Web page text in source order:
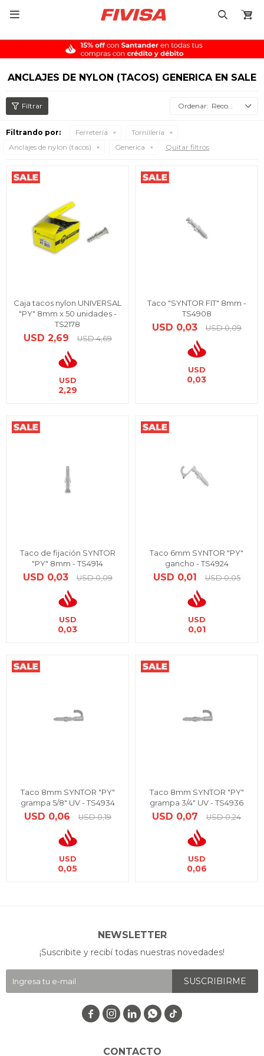

ANCLAJES DE NYLON (TACOS) GENERICA EN SALE
Recomendados
Filtrando por: Ferretería
Tornillería
Anclajes de nylon (tacos)
Generica Quitar filtros
Caja tacos nylon UNIVERSAL
"PY" 8mm x 50 unidades -
TS2178
USD 2,69 USD 4,69
USD
2,29
Taco "SYNTOR FIT" 8mm -
TS4908
USD 0,03 USD 0,09
USD
0,03
Taco de fijación SYNTOR
"PY" 8mm - TS4914
USD 0,03 USD 0,09
USD
0,03
Taco 6mm SYNTOR "PY"
gancho - TS4924
USD 0,01 USD 0,05
USD
0,01
Taco 8mm SYNTOR "PY"
grampa 5/8" UV - TS4934
USD 0,06 USD 0,19
USD
0,05
Taco 8mm SYNTOR "PY"
grampa 3/4" UV - TS4936
USD 0,07 USD 0,24
USD
0,06
CONTACTO
NEWSLETTER
¡Suscribite y recibí todas nuestras novedades!
SUSCRIBIRME
   